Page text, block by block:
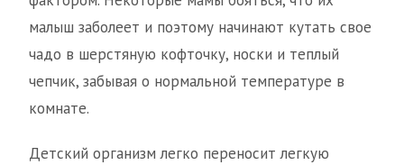
малыш заболеет и поэтому начинают кутать свое
чадо в шерстяную кофточку, носки и теплый
чепчик, забывая о нормальной температуре в
комнате.
Детский организм легко переносит легкую